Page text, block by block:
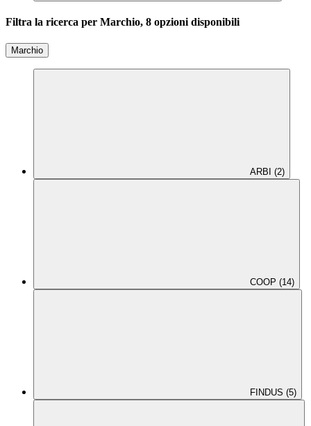
Filtra la ricerca per Marchio, 8 opzioni disponibili
Marchio
ARBI (2)
COOP (14)
FINDUS (5)